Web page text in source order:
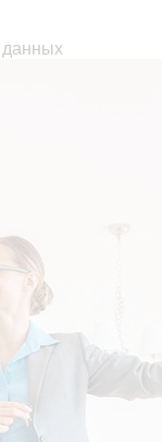
данных